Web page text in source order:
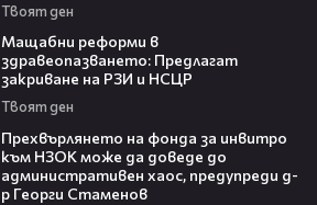
Твоят ден
Мащабни реформи в
здравеопазването: Предлагат
закриване на РЗИ и НСЦР
Твоят ден
Прехвърлянето на фонда за инвитро
към НЗОК може да доведе до
административен хаос, предупреди д-
р Георги Стаменов